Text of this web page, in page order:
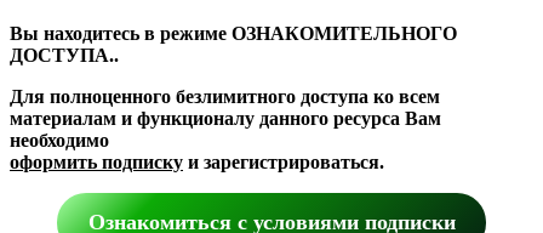
Вы находитесь в режиме ОЗНАКОМИТЕЛЬНОГО
ДОСТУПА..
Для полноценного безлимитного доступа ко всем
материалам и функционалу данного ресурса Вам
необходимо
оформить подписку и зарегистрироваться.
Ознакомиться с условиями подписки